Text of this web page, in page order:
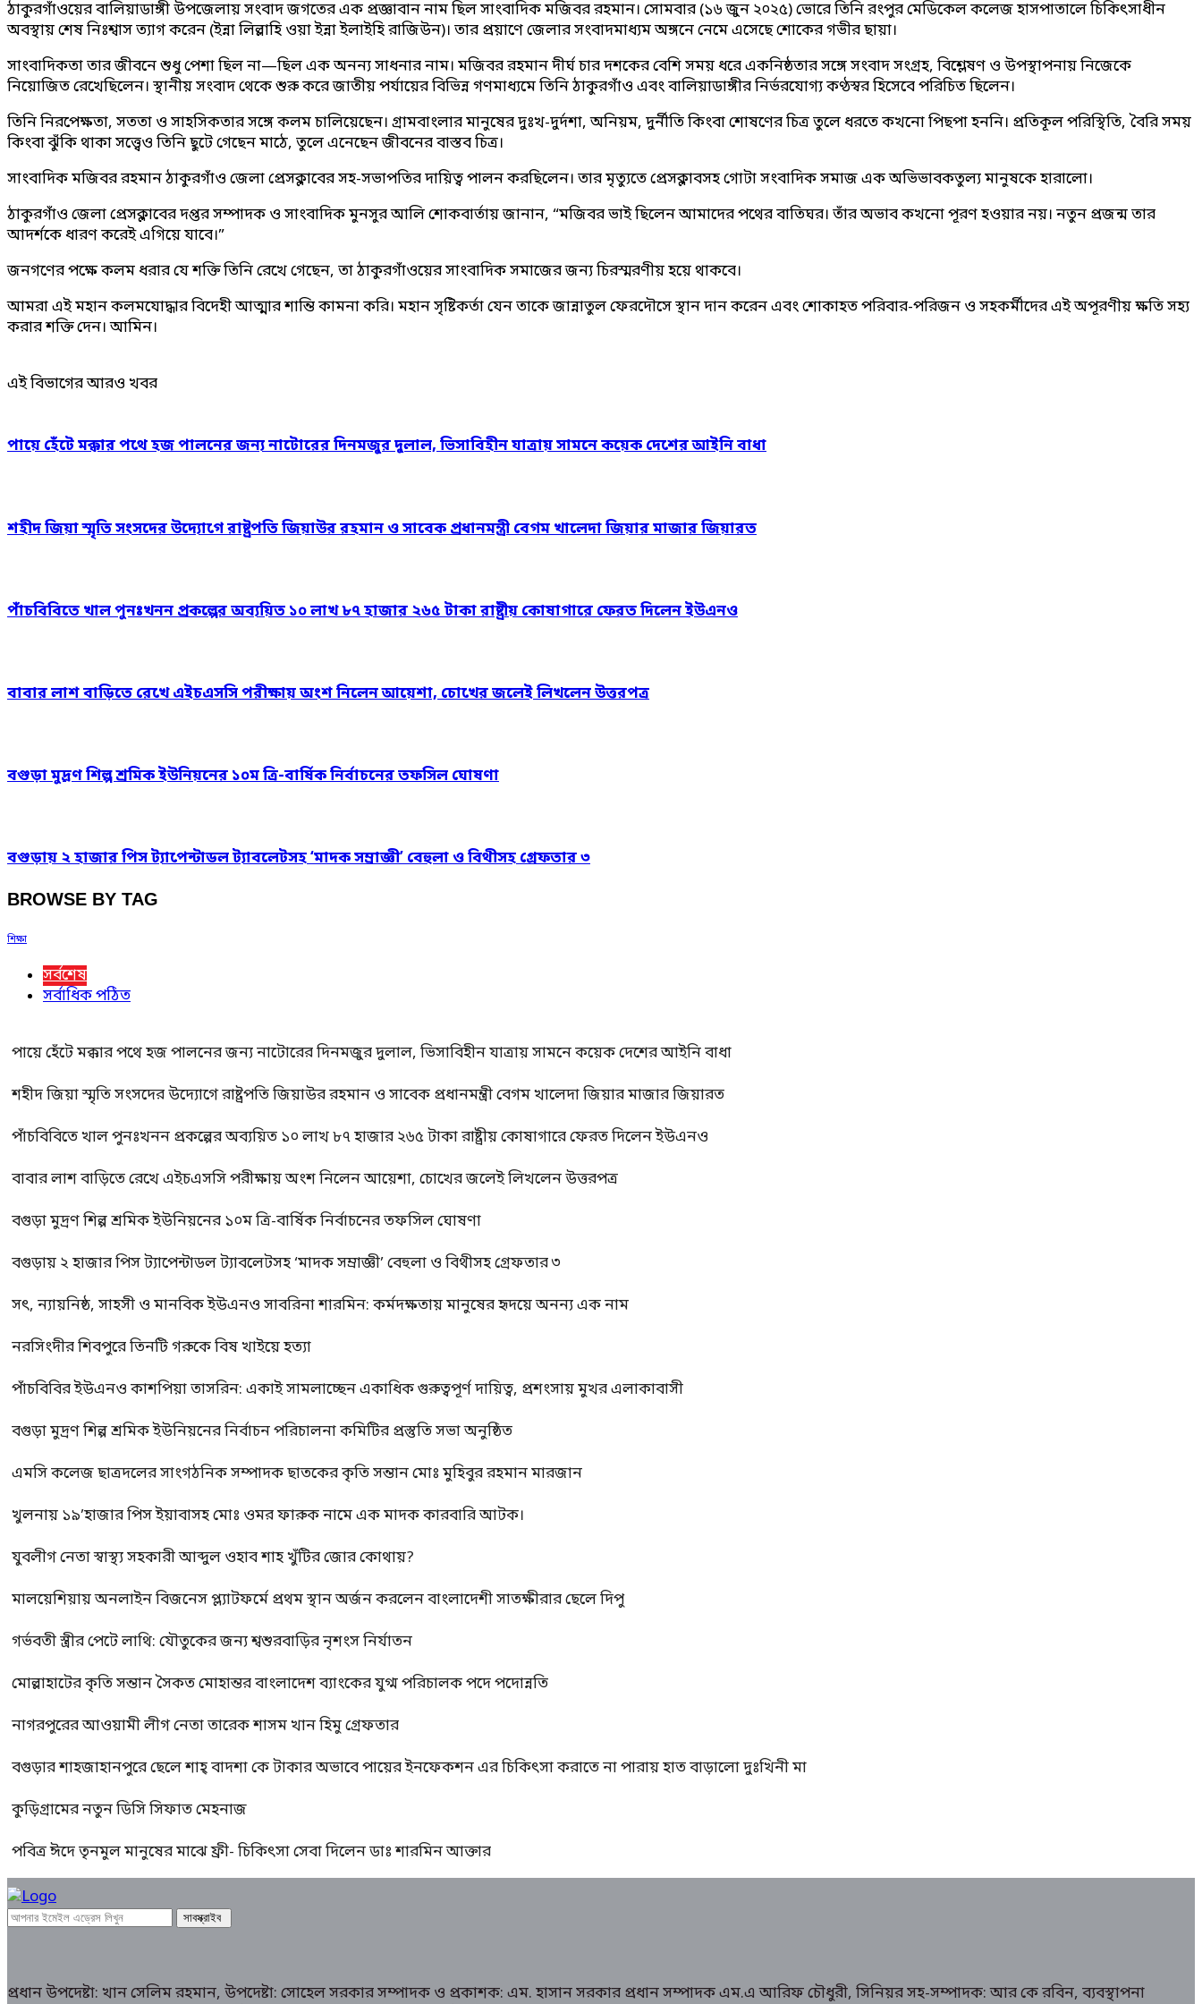
ঠাকুরগাঁওয়ের বালিয়াডাঙ্গী উপজেলায় সংবাদ জগতের এক প্রজ্ঞাবান নাম ছিল সাংবাদিক মজিবর রহমান। সোমবার (১৬ জুন ২০২৫) ভোরে তিনি রংপুর মেডিকেল কলেজ হাসপাতালে চিকিৎসাধীন
অবস্থায় শেষ নিঃশ্বাস ত্যাগ করেন (ইন্না লিল্লাহি ওয়া ইন্না ইলাইহি রাজিউন)। তার প্রয়াণে জেলার সংবাদমাধ্যম অঙ্গনে নেমে এসেছে শোকের গভীর ছায়া।
সাংবাদিকতা তার জীবনে শুধু পেশা ছিল না—ছিল এক অনন্য সাধনার নাম। মজিবর রহমান দীর্ঘ চার দশকের বেশি সময় ধরে একনিষ্ঠতার সঙ্গে সংবাদ সংগ্রহ, বিশ্লেষণ ও উপস্থাপনায় নিজেকে
নিয়োজিত রেখেছিলেন। স্থানীয় সংবাদ থেকে শুরু করে জাতীয় পর্যায়ের বিভিন্ন গণমাধ্যমে তিনি ঠাকুরগাঁও এবং বালিয়াডাঙ্গীর নির্ভরযোগ্য কণ্ঠস্বর হিসেবে পরিচিত ছিলেন।
তিনি নিরপেক্ষতা, সততা ও সাহসিকতার সঙ্গে কলম চালিয়েছেন। গ্রামবাংলার মানুষের দুঃখ-দুর্দশা, অনিয়ম, দুর্নীতি কিংবা শোষণের চিত্র তুলে ধরতে কখনো পিছপা হননি। প্রতিকূল পরিস্থিতি, বৈরি সময়
কিংবা ঝুঁকি থাকা সত্ত্বেও তিনি ছুটে গেছেন মাঠে, তুলে এনেছেন জীবনের বাস্তব চিত্র।
সাংবাদিক মজিবর রহমান ঠাকুরগাঁও জেলা প্রেসক্লাবের সহ-সভাপতির দায়িত্ব পালন করছিলেন। তার মৃত্যুতে প্রেসক্লাবসহ গোটা সংবাদিক সমাজ এক অভিভাবকতুল্য মানুষকে হারালো।
ঠাকুরগাঁও জেলা প্রেসক্লাবের দপ্তর সম্পাদক ও সাংবাদিক মুনসুর আলি শোকবার্তায় জানান, “মজিবর ভাই ছিলেন আমাদের পথের বাতিঘর। তাঁর অভাব কখনো পূরণ হওয়ার নয়। নতুন প্রজন্ম তার
আদর্শকে ধারণ করেই এগিয়ে যাবে।”
জনগণের পক্ষে কলম ধরার যে শক্তি তিনি রেখে গেছেন, তা ঠাকুরগাঁওয়ের সাংবাদিক সমাজের জন্য চিরস্মরণীয় হয়ে থাকবে।
আমরা এই মহান কলমযোদ্ধার বিদেহী আত্মার শান্তি কামনা করি। মহান সৃষ্টিকর্তা যেন তাকে জান্নাতুল ফেরদৌসে স্থান দান করেন এবং শোকাহত পরিবার-পরিজন ও সহকর্মীদের এই অপূরণীয় ক্ষতি সহ্য
করার শক্তি দেন। আমিন।
এই বিভাগের আরও খবর
পায়ে হেঁটে মক্কার পথে হজ পালনের জন্য নাটোরের দিনমজুর দুলাল, ভিসাবিহীন যাত্রায় সামনে কয়েক দেশের আইনি বাধা
শহীদ জিয়া স্মৃতি সংসদের উদ্যোগে রাষ্ট্রপতি জিয়াউর রহমান ও সাবেক প্রধানমন্ত্রী বেগম খালেদা জিয়ার মাজার জিয়ারত
পাঁচবিবিতে খাল পুনঃখনন প্রকল্পের অব্যয়িত ১০ লাখ ৮৭ হাজার ২৬৫ টাকা রাষ্ট্রীয় কোষাগারে ফেরত দিলেন ইউএনও
বাবার লাশ বাড়িতে রেখে এইচএসসি পরীক্ষায় অংশ নিলেন আয়েশা, চোখের জলেই লিখলেন উত্তরপত্র
বগুড়া মুদ্রণ শিল্প শ্রমিক ইউনিয়নের ১০ম ত্রি-বার্ষিক নির্বাচনের তফসিল ঘোষণা
বগুড়ায় ২ হাজার পিস ট্যাপেন্টাডল ট্যাবলেটসহ ‘মাদক সম্রাজ্ঞী’ বেহুলা ও বিথীসহ গ্রেফতার ৩
BROWSE BY TAG
শিক্ষা
সর্বশেষ
সর্বাধিক পঠিত
পায়ে হেঁটে মক্কার পথে হজ পালনের জন্য নাটোরের দিনমজুর দুলাল, ভিসাবিহীন যাত্রায় সামনে কয়েক দেশের আইনি বাধা
শহীদ জিয়া স্মৃতি সংসদের উদ্যোগে রাষ্ট্রপতি জিয়াউর রহমান ও সাবেক প্রধানমন্ত্রী বেগম খালেদা জিয়ার মাজার জিয়ারত
পাঁচবিবিতে খাল পুনঃখনন প্রকল্পের অব্যয়িত ১০ লাখ ৮৭ হাজার ২৬৫ টাকা রাষ্ট্রীয় কোষাগারে ফেরত দিলেন ইউএনও
বাবার লাশ বাড়িতে রেখে এইচএসসি পরীক্ষায় অংশ নিলেন আয়েশা, চোখের জলেই লিখলেন উত্তরপত্র
বগুড়া মুদ্রণ শিল্প শ্রমিক ইউনিয়নের ১০ম ত্রি-বার্ষিক নির্বাচনের তফসিল ঘোষণা
বগুড়ায় ২ হাজার পিস ট্যাপেন্টাডল ট্যাবলেটসহ ‘মাদক সম্রাজ্ঞী’ বেহুলা ও বিথীসহ গ্রেফতার ৩
সৎ, ন্যায়নিষ্ঠ, সাহসী ও মানবিক ইউএনও সাবরিনা শারমিন: কর্মদক্ষতায় মানুষের হৃদয়ে অনন্য এক নাম
নরসিংদীর শিবপুরে তিনটি গরুকে বিষ খাইয়ে হত্যা
পাঁচবিবির ইউএনও কাশপিয়া তাসরিন: একাই সামলাচ্ছেন একাধিক গুরুত্বপূর্ণ দায়িত্ব, প্রশংসায় মুখর এলাকাবাসী
বগুড়া মুদ্রণ শিল্প শ্রমিক ইউনিয়নের নির্বাচন পরিচালনা কমিটির প্রস্তুতি সভা অনুষ্ঠিত
এমসি কলেজ ছাত্রদলের সাংগঠনিক সম্পাদক ছাতকের কৃতি সন্তান মোঃ মুহিবুর রহমান মারজান
খুলনায় ১৯’হাজার পিস ইয়াবাসহ মোঃ ওমর ফারুক নামে এক মাদক কারবারি আটক।
যুবলীগ নেতা স্বাস্থ্য সহকারী আব্দুল ওহাব শাহ খুঁটির জোর কোথায়?
মালয়েশিয়ায় অনলাইন বিজনেস প্ল্যাটফর্মে প্রথম স্থান অর্জন করলেন বাংলাদেশী সাতক্ষীরার ছেলে দিপু
গর্ভবতী স্ত্রীর পেটে লাথি: যৌতুকের জন্য শ্বশুরবাড়ির নৃশংস নির্যাতন
মোল্লাহাটের কৃতি সন্তান সৈকত মোহান্তর বাংলাদেশ ব্যাংকের যুগ্ম পরিচালক পদে পদোন্নতি
নাগরপুরের আওয়ামী লীগ নেতা তারেক শাসম খান হিমু গ্রেফতার
বগুড়ার শাহজাহানপুরে ছেলে শাহ্ বাদশা কে টাকার অভাবে পায়ের ইনফেকশন এর চিকিৎসা করাতে না পারায় হাত বাড়ালো দুঃখিনী মা
কুড়িগ্রামের নতুন ডিসি সিফাত মেহনাজ
পবিত্র ঈদে তৃনমুল মানুষের মাঝে ফ্রী- চিকিৎসা সেবা দিলেন ডাঃ শারমিন আক্তার
প্রধান উপদেষ্টা: খান সেলিম রহমান, উপদেষ্টা: সোহেল সরকার সম্পাদক ও প্রকাশক: এম. হাসান সরকার প্রধান সম্পাদক এম.এ আরিফ চৌধুরী, সিনিয়র সহ-সম্পাদক: আর কে রবিন, ব্যবস্থাপনা